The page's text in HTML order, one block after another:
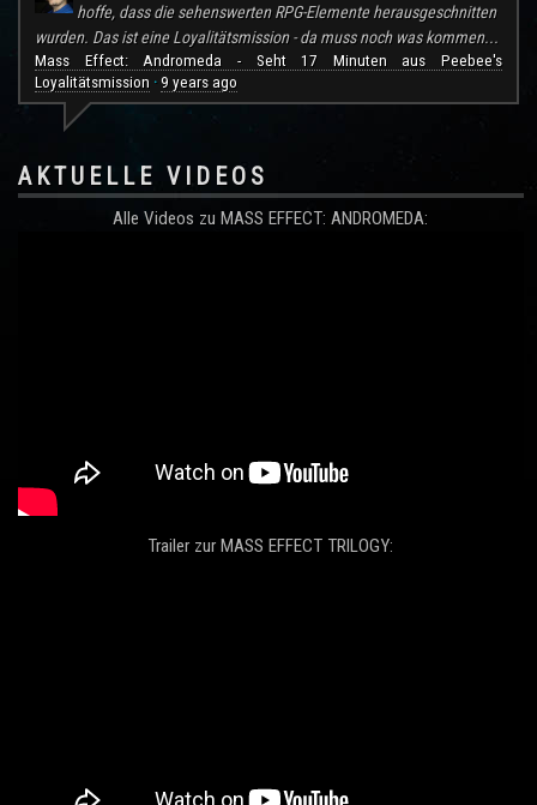
hoffe, dass die sehenswerten RPG-Elemente herausgeschnitten
wurden. Das ist eine Loyalitätsmission - da muss noch was kommen...
Mass Effect: Andromeda - Seht 17 Minuten aus Peebee's
Loyalitätsmission · 9 years ago
AKTUELLE VIDEOS
Alle Videos zu MASS EFFECT: ANDROMEDA:
Trailer zur MASS EFFECT TRILOGY: